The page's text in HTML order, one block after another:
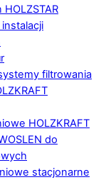
filtrowania
HOLZKRAFT
do
stacjonarne